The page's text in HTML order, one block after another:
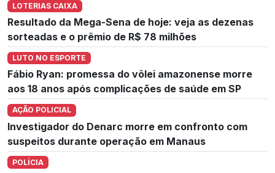
LOTERIAS CAIXA
Resultado da Mega-Sena de hoje: veja as dezenas
sorteadas e o prêmio de R$ 78 milhões
LUTO NO ESPORTE
Fábio Ryan: promessa do vôlei amazonense morre
aos 18 anos após complicações de saúde em SP
AÇÃO POLICIAL
Investigador do Denarc morre em confronto com
suspeitos durante operação em Manaus
POLÍCIA